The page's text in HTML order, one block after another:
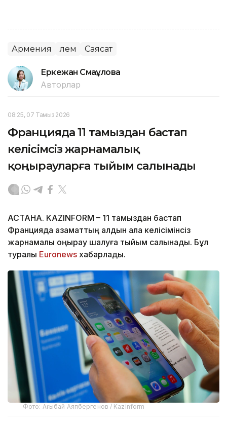
Армения Әлем Саясат
Еркежан Смағұлова
Авторлар
08:25, 07 Тамыз 2026
Францияда 11 тамыздан бастап
келісімсіз жарнамалық
қоңырауларға тыйым салынады
АСТАНА. KAZINFORM – 11 тамыздан бастап
Францияда азаматтың алдын ала келісімінсіз
жарнамалық қоңырау шалуға тыйым салынады. Бұл
туралы Euronews хабарлады.
Фото: Ағыбай Аяпбергенов / Kazinform